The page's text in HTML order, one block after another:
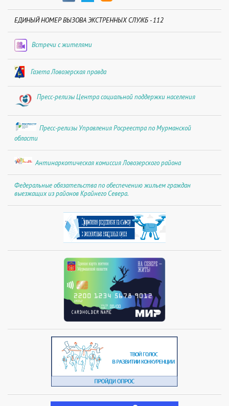
ЕДИНЫЙ НОМЕР ВЫЗОВА ЭКСТРЕННЫХ СЛУЖБ - 112
Встречи с жителями
Газета Ловозерская правда
Пресс-релизы Центра социальной поддержки населения
Пресс-релизы Управления Росреестра по Мурманской
области
Антинаркотическая комиссия Ловозерского района
Федеральные обязательства по обеспечению жильем граждан
выезжащих из районов Крайнего Севера.